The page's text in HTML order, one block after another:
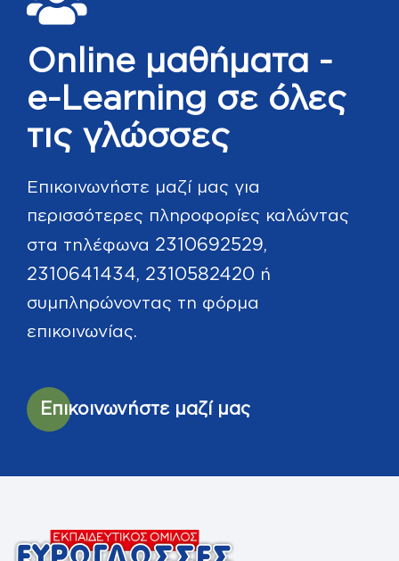
Online μαθήματα -
e-Learning σε όλες
τις γλώσσες
Επικοινωνήστε μαζί μας για
περισσότερες πληροφορίες καλώντας
στα τηλέφωνα 2310692529,
2310641434, 2310582420 ή
συμπληρώνοντας τη φόρμα
επικοινωνίας.
Επικοινωνήστε μαζί μας